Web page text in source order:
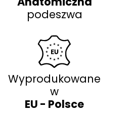
podeszwa
Wyprodukowane
w
EU - Polsce